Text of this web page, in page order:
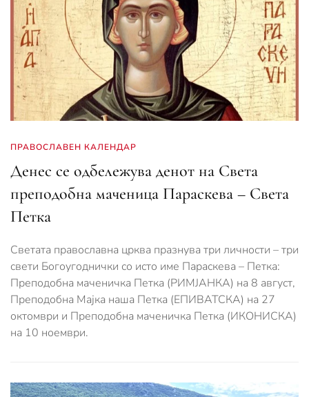
ПРАВОСЛАВЕН КАЛЕНДАР
Денес се одбележува денот на Света
преподобна маченица Параскева – Света
Петка
Светата православна црква празнува три личности – три
свети Богоугоднички со исто име Параскева – Петка:
Преподобна маченичка Петка (РИМЈАНКА) на 8 август,
Преподобна Мајка наша Петка (ЕПИВАТСКА) на 27
октомври и Преподобна маченичка Петка (ИКОНИСКА)
на 10 ноември.